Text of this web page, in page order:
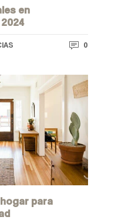
en
0
para